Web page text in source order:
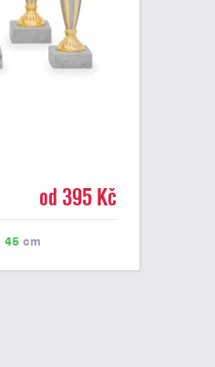
od 395 Kč
45cm